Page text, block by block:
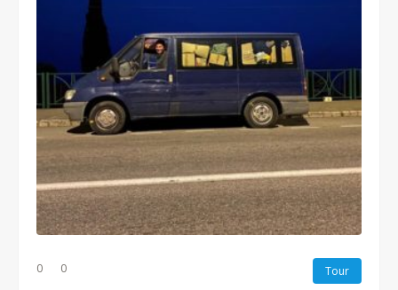
Tour
0 0